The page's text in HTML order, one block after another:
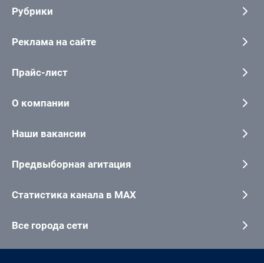
Рубрики
Реклама на сайте
Прайс-лист
О компании
Наши вакансии
Предвыборная агитация
Статистика канала в MAX
Все города сети